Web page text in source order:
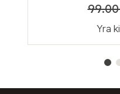
Yra